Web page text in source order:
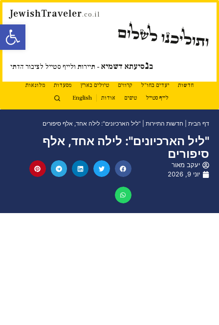
JewishTraveler.co.il
ותוליכנו לשלום
בנסיעתא דשמיא - תיירות ולייף סטייל לציבור הדתי
חדשות יעדים בחו"ל קרוזים טיולים בארץ מסעדות
מלונאות
לייף סטייל
טיפים אודות English
דף הבית חדשות התיירות "ליל הארכיונים": לילה אחד, אלף סיפורים
"ליל הארכיונים": לילה אחד, אלף
סיפורים
יעקב מאור
יוני 9, 2026
פתח